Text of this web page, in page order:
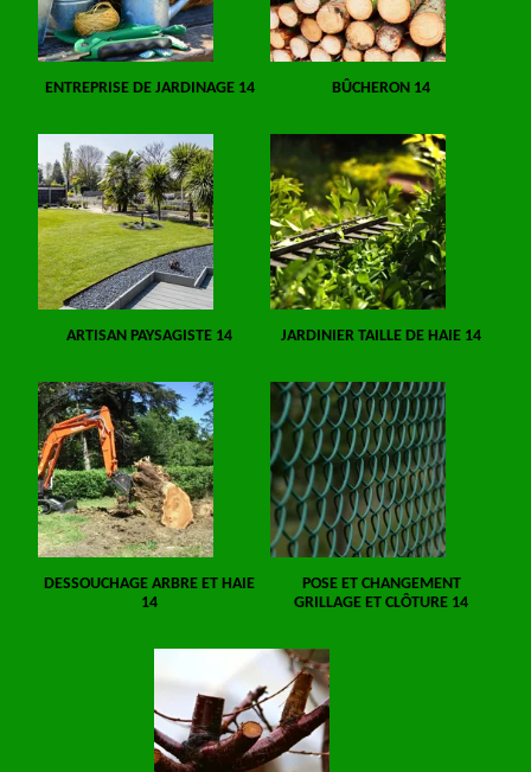
ENTREPRISE DE JARDINAGE 14 BÛCHERON 14
ARTISAN PAYSAGISTE 14 JARDINIER TAILLE DE HAIE 14
DESSOUCHAGE ARBRE ET HAIE
14
POSE ET CHANGEMENT
GRILLAGE ET CLÔTURE 14